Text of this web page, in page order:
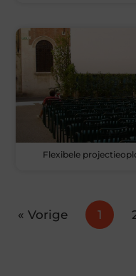
Flexibele
« Vorige 1